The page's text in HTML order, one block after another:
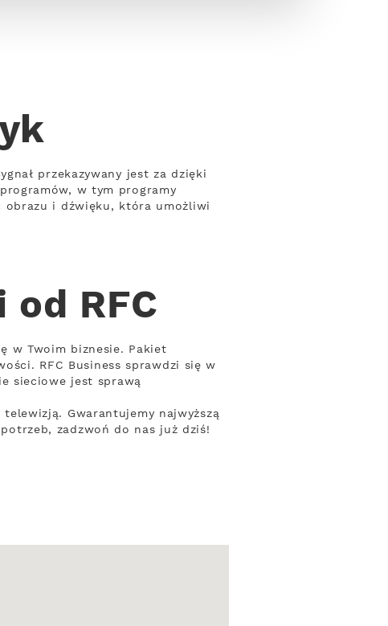
przekazywany jest za dzięki
w tym programy
obrazu i dźwięku, która umożliwi
RFC
w Twoim biznesie. Pakiet
RFC Business sprawdzi się w
sieciowe jest sprawą
Gwarantujemy najwyższą
zadzwoń do nas już dziś!